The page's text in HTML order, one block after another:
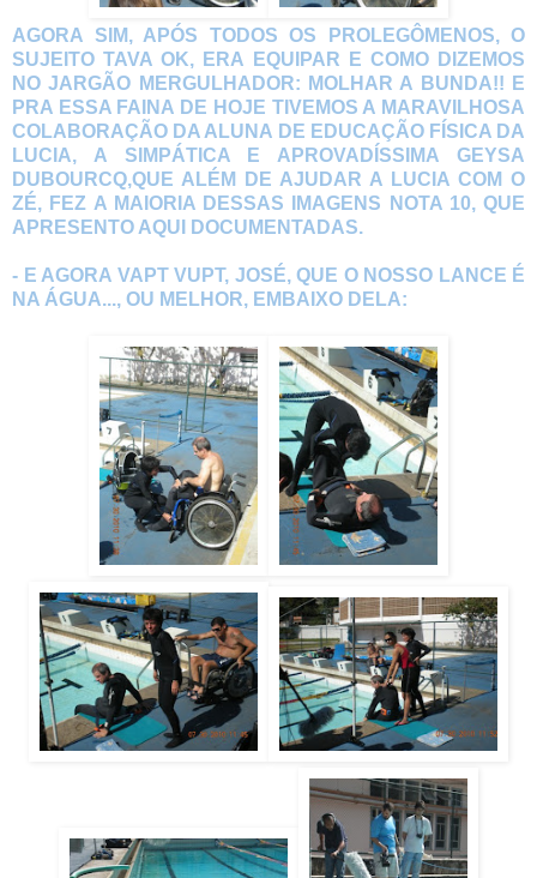
AGORA SIM, APÓS TODOS OS PROLEGÔMENOS, O
SUJEITO TAVA OK, ERA EQUIPAR E COMO DIZEMOS
NO JARGÃO MERGULHADOR: MOLHAR A BUNDA!! E
PRA ESSA FAINA DE HOJE TIVEMOS A MARAVILHOSA
COLABORAÇÃO DA ALUNA DE EDUCAÇÃO FÍSICA DA
LUCIA, A SIMPÁTICA E APROVADÍSSIMA GEYSA
DUBOURCQ,QUE ALÉM DE AJUDAR A LUCIA COM O
ZÉ, FEZ A MAIORIA DESSAS IMAGENS NOTA 10, QUE
APRESENTO AQUI DOCUMENTADAS.
- E AGORA VAPT VUPT, JOSÉ, QUE O NOSSO LANCE É
NA ÁGUA..., OU MELHOR, EMBAIXO DELA: